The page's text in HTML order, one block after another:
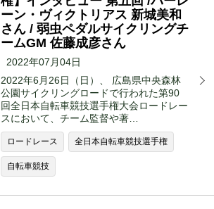
ーン・ヴィクトリアス 新城美和
さん / 弱虫ペダルサイクリングチ
ームGM 佐藤成彦さん
2022年07月04日
2022年6月26日（日）、 広島県中央森林
公園サイクリングロードで行われた第90
回全日本自転車競技選手権大会ロードレー
スにおいて、チーム監督や著…
ロードレース 全日本自転車競技選手権
自転車競技